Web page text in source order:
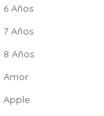
6 Años
7 Años
8 Años
Amor
Apple